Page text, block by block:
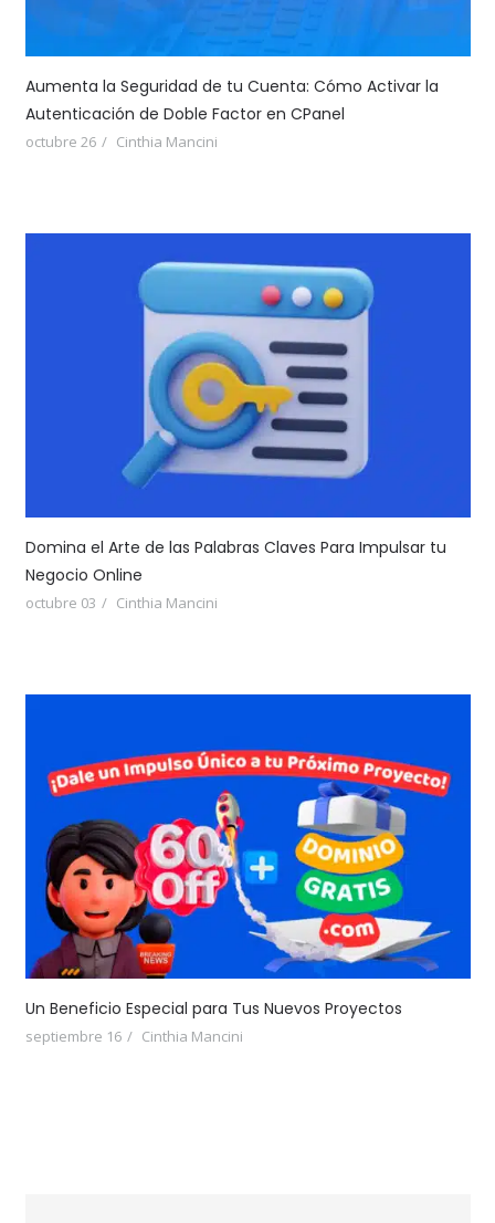
Aumenta la Seguridad de tu Cuenta: Cómo Activar la
Autenticación de Doble Factor en CPanel
octubre 26 Cinthia Mancini
Domina el Arte de las Palabras Claves Para Impulsar tu
Negocio Online
octubre 03 Cinthia Mancini
Un Beneficio Especial para Tus Nuevos Proyectos
septiembre 16 Cinthia Mancini